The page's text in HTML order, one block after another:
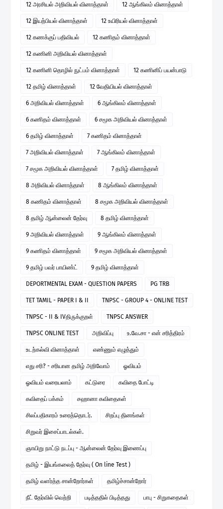
12 அரசியல் அறிவியல் வினாத்தாள் 12 ஆங்கிலம் வினாத்தாள்
12 இயற்பியல் வினாத்தாள் 12 உயிரியல் வினாத்தாள்
12 கணக்குப் பதிவியல் 12 கணிதம் வினாத்தாள்
12 கணினி அறிவியல் வினாத்தாள்
12 கணினி தொழில் நுட்பம் வினாத்தாள் 12 கணினிப் பயன்பாடு
12 தமிழ் வினாத்தாள் 12 வேதியியல் வினாத்தாள்
6 அறிவியல் வினாத்தாள் 6 ஆங்கிலம் வினாத்தாள்
6 கணிதம் வினாத்தாள் 6 சமூக அறிவியல் வினாத்தாள்
6 தமிழ் வினாத்தாள் 7 கணிதம் வினாத்தாள்
7 அறிவியல் வினாத்தாள் 7 ஆங்கிலம் வினாத்தாள்
7 சமூக அறிவியல் வினாத்தாள் 7 தமிழ் வினாத்தாள்
8 அறிவியல் வினாத்தாள் 8 ஆங்கிலம் வினாத்தாள்
8 கணிதம் வினாத்தாள் 8 சமூக அறிவியல் வினாத்தாள்
8 தமிழ் ஆன்லைன் தேர்வு 8 தமிழ் வினாத்தாள்
9 அறிவியல் வினாத்தாள் 9 ஆங்கிலம் வினாத்தாள்
9 கணிதம் வினாத்தாள் 9 சமூக அறிவியல் வினாத்தாள்
9 தமிழ் பவர் பாயிண்ட் 9 தமிழ் வினாத்தாள்
DEPORTMENTAL EXAM - QUESTION PAPERS PG TRB
TET TAMIL - PAPER I & II TNPSC - GROUP 4 - ONLINE TEST
TNPSC - II & IVதிருக்குறள் TNPSC ANSWER
TNPSC ONLINE TEST அறிவிப்பு உ.வே.சா - என் சரித்திரம்
உடற்கல்வி வினாத்தாள் எண்ணும் எழுத்தும்
எது சரி? - சரியான தமிழ் அறிவோம் ஓவியம்
ஓவியம் வரையலாம் கட்டுரை கவிதை போட்டி
கவிதைப் பக்கம் சஹானா கவிதைகள்
சிலப்பதிகாரம் உரைத்தொடர். சிறப்பு தினங்கள்
சிறுவர் இசைப்பாடல்கள்.
ஞாயிறு நாட்டு நடப்பு - ஆன்லைன் தேர்வு இணைப்பு
தமிழ் - இயங்கலைத் தேர்வு ( On line Test )
தமிழ் வளர்த்த சான்றோர்கள் தமிழ்ச்சான்றோர்
நீட் தேர்வில் வெற்றி படித்ததில் பிடித்தது பாபு - சிறுகதைகள்